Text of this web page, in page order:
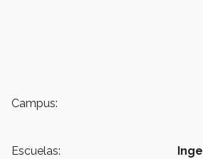
Campus:
Escuelas: